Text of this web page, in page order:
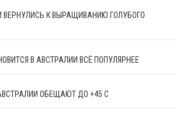
К ВЫРАЩИВАНИЮ ГОЛУБОГО
В АВСТРАЛИИ ВСЁ ПОПУЛЯРНЕЕ
ОБЕЩАЮТ ДО +45 С